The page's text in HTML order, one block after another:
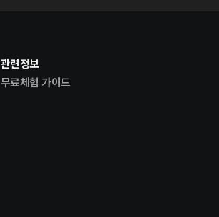
관련정보
무료체험 가이드